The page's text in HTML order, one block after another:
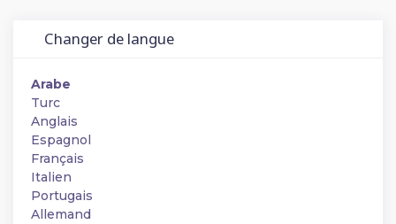
Changer de langue
Arabe
Turc
Anglais
Espagnol
Français
Italien
Portugais
Allemand